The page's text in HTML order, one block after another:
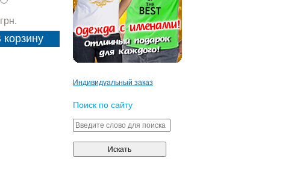
грн.
Индивидуальный заказ
Поиск по сайту